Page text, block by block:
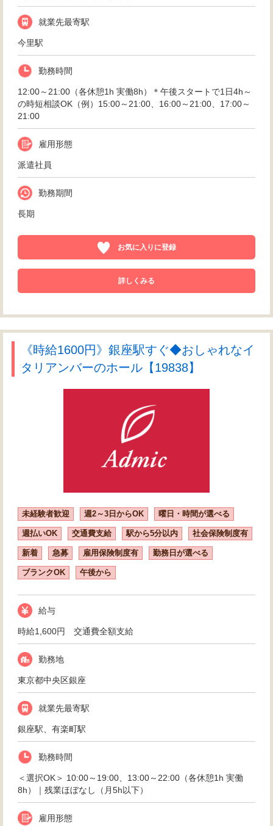
就業先最寄駅
今里駅
勤務時間
12:00～21:00（各休憩1h 実働8h）＊午後スタートで1日4h～
の時短相談OK（例）15:00～21:00、16:00～21:00、17:00～
21:00
雇用形態
派遣社員
勤務期間
長期
お気に入りに登録
詳しくみる
《時給1600円》銀座駅すぐ◆おしゃれなイ
タリアンバーのホール【19838】
未経験者歓迎 週2～3日からOK 曜日・時間が選べる
週払いOK 交通費支給 駅から5分以内 社会保険制度有
新着 急募 雇用保険制度有 勤務日が選べる
ブランクOK 午後から
給与
時給1,600円 交通費全額支給
勤務地
東京都中央区銀座
就業先最寄駅
銀座駅、有楽町駅
勤務時間
＜選択OK＞ 10:00～19:00、13:00～22:00（各休憩1h 実働
8h）｜残業ほぼなし（月5h以下）
雇用形態